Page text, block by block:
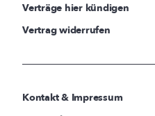
Verträge hier kündigen
Vertrag widerrufen
Kontakt & Impressum